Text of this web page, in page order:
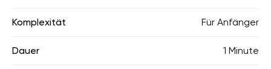
Komplexität Für Anfänger
Dauer 1 Minute